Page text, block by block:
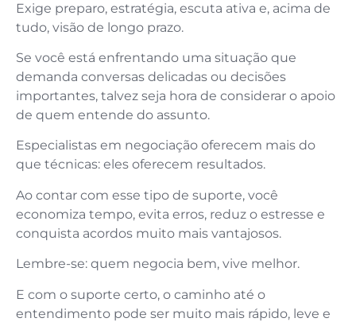
Exige preparo, estratégia, escuta ativa e, acima de
tudo, visão de longo prazo.
Se você está enfrentando uma situação que
demanda conversas delicadas ou decisões
importantes, talvez seja hora de considerar o apoio
de quem entende do assunto.
Especialistas em negociação oferecem mais do
que técnicas: eles oferecem resultados.
Ao contar com esse tipo de suporte, você
economiza tempo, evita erros, reduz o estresse e
conquista acordos muito mais vantajosos.
Lembre-se: quem negocia bem, vive melhor.
E com o suporte certo, o caminho até o
entendimento pode ser muito mais rápido, leve e